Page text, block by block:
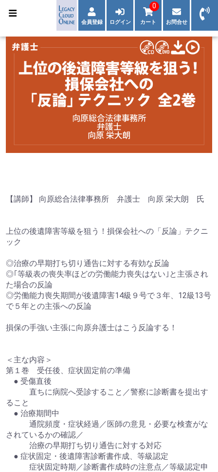
会員登録 ログイン カート
0
お問合せ
【講師】 向原総合法律事務所 弁護士 向原 栄大朗 氏
上位の後遺障害等級を狙う！損保会社への「反論」テクニ
ック
◎治療の早期打ち切り通告に対する有効な反論
◎｢等級表の喪失率ほどの労働能力喪失はない｣と主張され
た場合の反論
◎労働能力喪失期間が後遺障害14級９号で３年、12級13号
で５年との主張への反論
損保の手強い主張に向原弁護士はこう反論する！
＜主な内容＞
第１巻 受任後、症状固定前の準備
● 受傷直後
直ちに病院へ受診すること／警察に診断書を提出す
ること
● 治療期間中
通院頻度・症状経過／医師の意見・必要な検査がな
されているかの確認／
治療の早期打ち切り通告に対する対応
● 症状固定・後遺障害診断書作成、等級認定
症状固定時期／診断書作成時の注意点／等級認定申